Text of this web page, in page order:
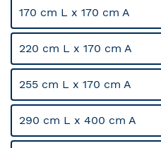
170 cm L x 170 cm A
220 cm L x 170 cm A
255 cm L x 170 cm A
290 cm L x 400 cm A